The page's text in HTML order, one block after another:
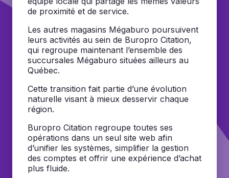
de proximité et de service.
Les autres magasins Mégaburo poursuivent
leurs activités au sein de Buropro Citation,
qui regroupe maintenant l’ensemble des
succursales Mégaburo situées ailleurs au
Québec.
Cette transition fait partie d’une évolution
naturelle visant à mieux desservir chaque
région.
Buropro Citation regroupe toutes ses
opérations dans un seul site web afin
d’unifier les systèmes, simplifier la gestion
des comptes et offrir une expérience d’achat
plus fluide.